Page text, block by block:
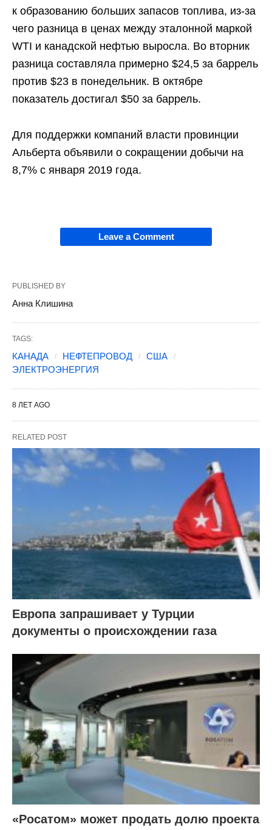
к образованию больших запасов топлива, из-за
чего разница в ценах между эталонной маркой
WTI и канадской нефтью выросла. Во вторник
разница составляла примерно $24,5 за баррель
против $23 в понедельник. В октябре
показатель достигал $50 за баррель.
Для поддержки компаний власти провинции
Альберта объявили о сокращении добычи на
8,7% с января 2019 года.
Leave a Comment
PUBLISHED BY
Анна Клишина
TAGS:
КАНАДА НЕФТЕПРОВОД
США
ЭЛЕКТРОЭНЕРГИЯ
8 ЛЕТ AGO
RELATED POST
Европа запрашивает у Турции
документы о происхождении газа
«Росатом» может продать долю проекта